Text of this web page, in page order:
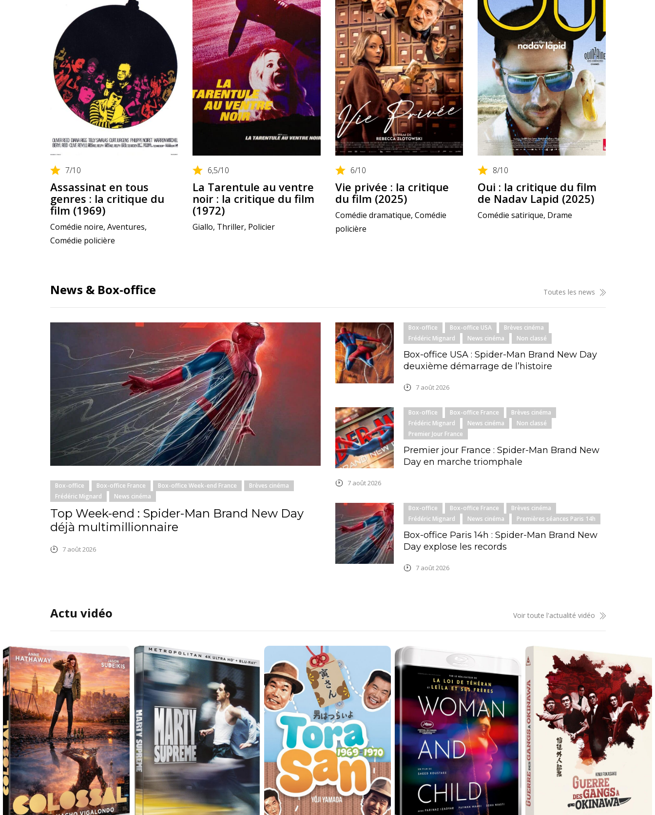
7/10
Assassinat en tous
genres : la critique du
film (1969)
Comédie noire, Aventures,
Comédie policière
6,5/10
La Tarentule au ventre
noir : la critique du film
(1972)
Giallo, Thriller, Policier
6/10
Vie privée : la critique
du film (2025)
Comédie dramatique, Comédie
policière
8/10
Oui : la critique du film
de Nadav Lapid (2025)
Comédie satirique, Drame
News & Box-office Toutes les news
Box-office Box-office France Box-office Week-end France
Brèves cinéma
Frédéric Mignard
News cinéma
Top Week-end : Spider-Man Brand New Day
déjà multimillionnaire
7 août 2026
Box-office Box-office USA
Brèves cinéma
Frédéric Mignard
News cinéma Non classé
Box-office USA : Spider-Man Brand New Day
deuxième démarrage de l’histoire
7 août 2026
Box-office Box-office France
Brèves cinéma
Frédéric Mignard
News cinéma
Non classé
Premier Jour France
Premier jour France : Spider-Man Brand New
Day en marche triomphale
7 août 2026
Box-office Box-office France
Brèves cinéma
Frédéric Mignard
News cinéma Premières séances Paris 14h
Box-office Paris 14h : Spider-Man Brand New
Day explose les records
7 août 2026
Actu vidéo Voir toute l'actualité vidéo